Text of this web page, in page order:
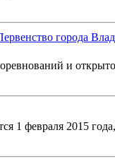
города
и
1 февраля 2015